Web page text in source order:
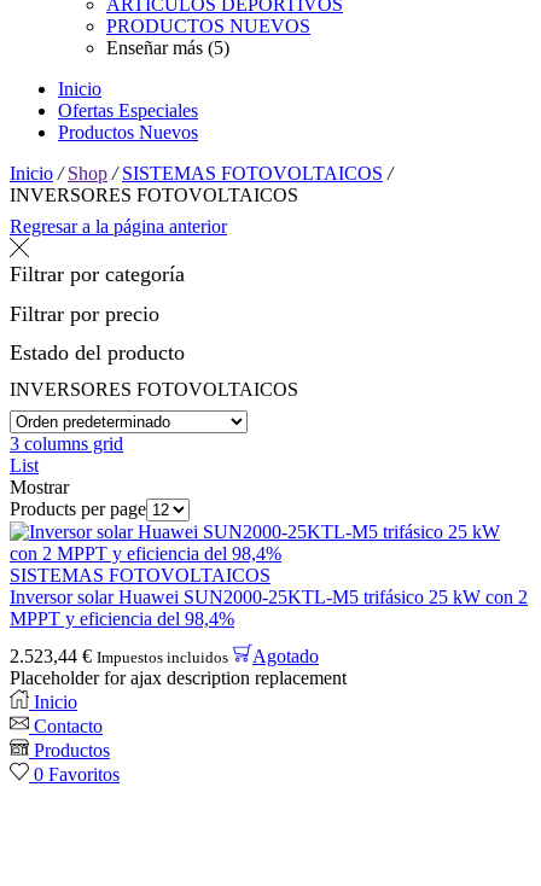
ARTÍCULOS DEPORTIVOS
PRODUCTOS NUEVOS
Enseñar más (5)
Inicio
Ofertas Especiales
Productos Nuevos
Inicio / Shop / SISTEMAS FOTOVOLTAICOS /
INVERSORES FOTOVOLTAICOS
Regresar a la página anterior
Filtrar por categoría
Filtrar por precio
Estado del producto
INVERSORES FOTOVOLTAICOS
3 columns grid
List
Mostrar
Products per page
SISTEMAS FOTOVOLTAICOS
Inversor solar Huawei SUN2000-25KTL-M5 trifásico 25 kW con 2
MPPT y eficiencia del 98,4%
2.523,44 € Impuestos incluidos
Agotado
Placeholder for ajax description replacement
Inicio
Contacto
Productos
0 Favoritos